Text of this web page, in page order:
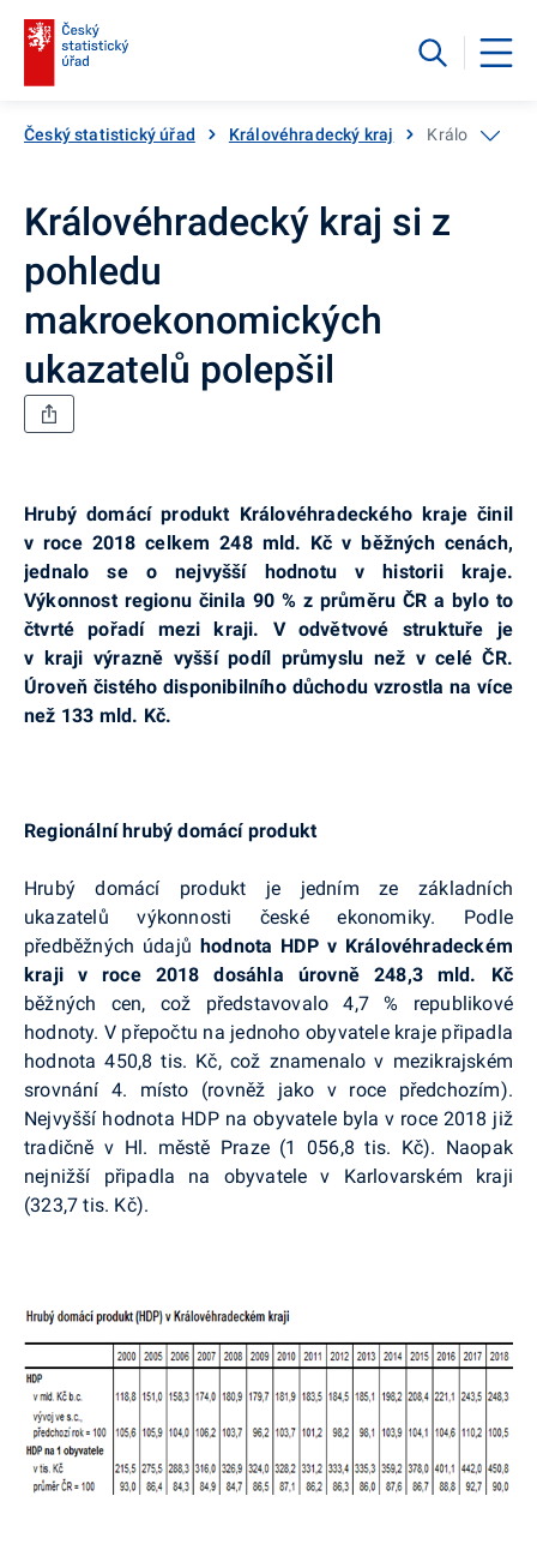
Český statistický úřad Královéhradecký kraj
Královéhradecký kraj si z
pohledu
makroekonomických
ukazatelů polepšil
Hrubý domácí produkt Královéhradeckého kraje činil
v roce 2018 celkem 248 mld. Kč v běžných cenách,
jednalo se o nejvyšší hodnotu v historii kraje.
Výkonnost regionu činila 90 % z průměru ČR a bylo to
čtvrté pořadí mezi kraji. V odvětvové struktuře je
v kraji výrazně vyšší podíl průmyslu než v celé ČR.
Úroveň čistého disponibilního důchodu vzrostla na více
než 133 mld. Kč.
Regionální hrubý domácí produkt
Hrubý domácí produkt je jedním ze základních
ukazatelů výkonnosti české ekonomiky. Podle
předběžných údajů hodnota HDP v Královéhradeckém
kraji v roce 2018 dosáhla úrovně 248,3 mld. Kč
běžných cen, což představovalo 4,7 % republikové
hodnoty. V přepočtu na jednoho obyvatele kraje připadla
hodnota 450,8 tis. Kč, což znamenalo v mezikrajském
srovnání 4. místo (rovněž jako v roce předchozím).
Nejvyšší hodnota HDP na obyvatele byla v roce 2018 již
tradičně v Hl. městě Praze (1 056,8 tis. Kč). Naopak
nejnižší připadla na obyvatele v Karlovarském kraji
(323,7 tis. Kč).